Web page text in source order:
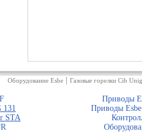
Оборудование Esbe Газовые горелки Cib
Приводы
131
Приводы
STA